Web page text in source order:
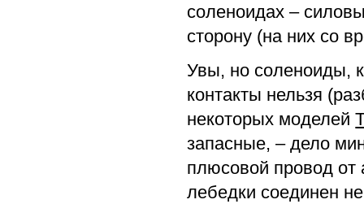
соленоидах –
сторону (на них со
Увы, но соленоиды,
контакты нельзя
некоторых моделей
запасные, – дело
плюсовой провод от
лебедки соединен